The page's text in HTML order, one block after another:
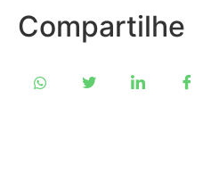
Compartilhe